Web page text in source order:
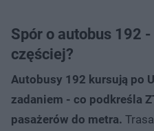
Spór o autobus 192
częściej?
Autobusy 192 kursują po
zadaniem - co podkreśla
pasażerów do metra.